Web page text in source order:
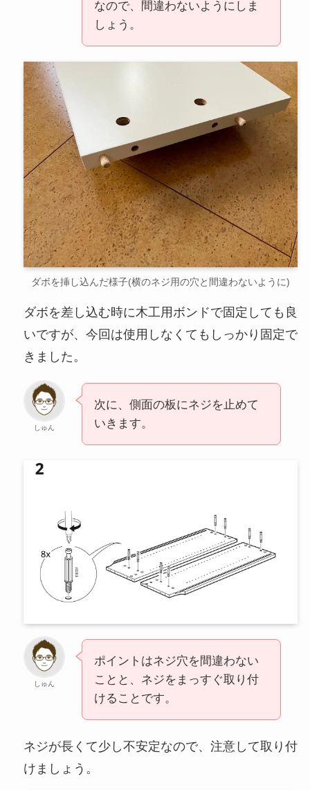
なので、間違わないようにしま
しょう。
ダボを挿し込んだ様子(横のネジ用の穴と間違わないように)
ダボを差し込む時に木工用ボンドで固定しても良
いですが、今回は使用しなくてもしっかり固定で
きました。
しゅん
次に、側面の板にネジを止めて
いきます。
しゅん
ポイントはネジ穴を間違わない
ことと、ネジをまっすぐ取り付
けることです。
ネジが長くて少し不安定なので、注意して取り付
けましょう。